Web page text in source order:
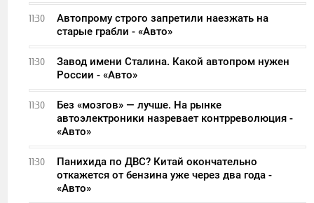
11:30
Автопрому строго запретили наезжать на
старые грабли - «Авто»
11:30
Завод имени Сталина. Какой автопром нужен
России - «Авто»
11:30
Без «мозгов» — лучше. На рынке
автоэлектроники назревает контрреволюция -
«Авто»
11:30
Панихида по ДВС? Китай окончательно
откажется от бензина уже через два года -
«Авто»